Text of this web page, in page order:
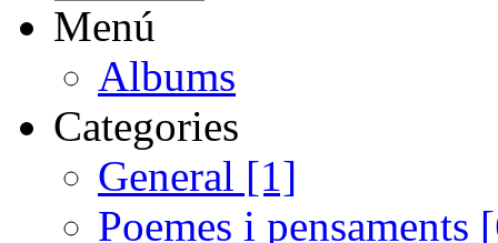
Menú
Albums
Categories
General [1]
Poemes i pensaments